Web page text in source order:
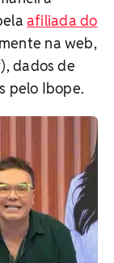
afiliada do
na web,
dados de
pelo Ibope.